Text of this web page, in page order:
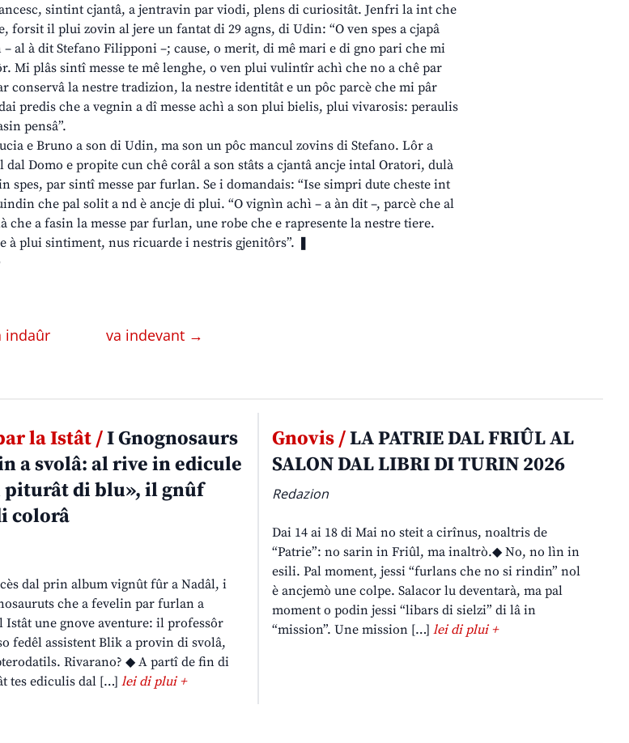
sintint cjantâ, a jentravin par viodi, plens di curiositât. Jenfri la int che
forsit il plui zovin al jere un fantat di 29 agns, di Udin: “O ven spes a cjapâ
– al à dit Stefano Filipponi –; cause, o merit, di mê mari e di gno pari che mi
Mi plâs sintî messe te mê lenghe, o ven plui vulintîr achì che no a chê par
conservâ la nestre tradizion, la nestre identitât e un pôc parcè che mi pâr
predis che a vegnin a dî messe achì a son plui bielis, plui vivarosis: peraulis
pensâ”.
e Bruno a son di Udin, ma son un pôc mancul zovins di Stefano. Lôr a
dal Domo e propite cun chê corâl a son stâts a cjantâ ancje intal Oratori, dulà
spes, par sintî messe par furlan. Se i domandais: “Ise simpri dute cheste int
che pal solit a nd è ancje di plui. “O vignìn achì – a àn dit –, parcè che al
che a fasin la messe par furlan, une robe che e rapresente la nestre tiere.
à plui sintiment, nus ricuarde i nestris gjenitôrs”. ❚
indaûr va indevant →
la Istât /I Gnognosaurs
a svolâ: al rive in edicule
piturât di blu», il gnûf
colorâ
dal prin album vignût fûr a Nadâl, i
che a fevelin par furlan a
une gnove aventure: il professôr
fedêl assistent Blik a provin di svolâ,
Rivarano? ◆ A partî de fin di
tes ediculis dal […] lei di plui +
Gnovis /LA PATRIE DAL FRIÛL AL
SALON DAL LIBRI DI TURIN 2026
Redazion
Dai 14 ai 18 di Mai no steit a cirînus, noaltris de
“Patrie”: no sarin in Friûl, ma inaltrò.◆ No, no lìn in
esili. Pal moment, jessi “furlans che no si rindin” nol
è ancjemò une colpe. Salacor lu deventarà, ma pal
moment o podin jessi “libars di sielzi” di lâ in
“mission”. Une mission […]lei di plui +